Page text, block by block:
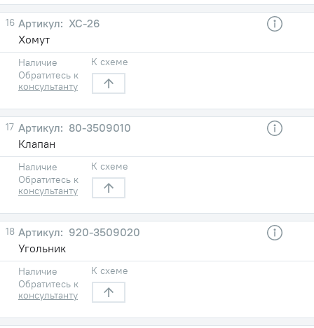
16
ХС-26
Хомут
Наличие
Обратитесь к
консультанту
К схеме
17
80-3509010
Клапан
Наличие
Обратитесь к
консультанту
К схеме
18
920-3509020
Угольник
Наличие
Обратитесь к
консультанту
К схеме